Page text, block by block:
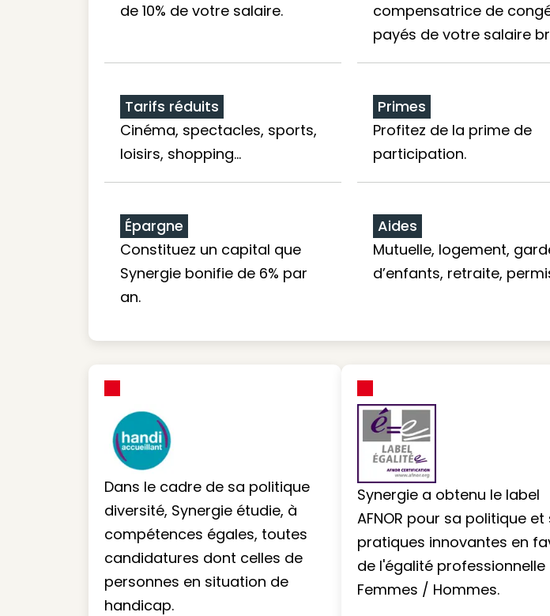
de 10% de votre salaire.
compensatrice de
payés de votre salaire
Tarifs réduits
Cinéma, spectacles, sports,
loisirs, shopping...
Primes
Profitez de la prime de
participation.
Épargne
Constituez un capital que
Synergie bonifie de 6% par
an.
Aides
Mutuelle, logement,
d’enfants, retraite,
Dans le cadre de sa politique
diversité, Synergie étudie, à
compétences égales, toutes
candidatures dont celles de
personnes en situation de
handicap.
Synergie a obtenu le label
AFNOR pour sa politique et
pratiques innovantes en
de l'égalité professionnelle
Femmes / Hommes.